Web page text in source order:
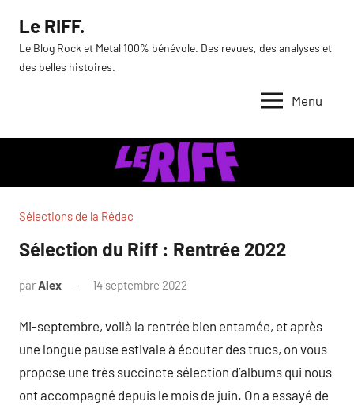
contenu
Le RIFF.
Le Blog Rock et Metal 100% bénévole. Des revues, des analyses et
des belles histoires.
Menu
Sélections de la Rédac
Sélection du Riff : Rentrée 2022
parAlex 14 septembre 2022
Mi-septembre, voilà la rentrée bien entamée, et après
une longue pause estivale à écouter des trucs, on vous
propose une très succincte sélection d’albums qui nous
ont accompagné depuis le mois de juin. On a essayé de